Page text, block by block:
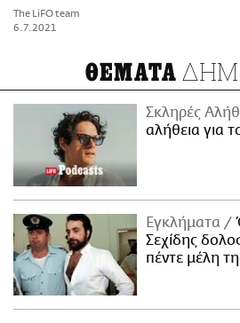
The LiFO team
6.7.2021
ΘΕΜΑΤΑ
Σκληρές
αλήθεια για
Εγκλήματα
Σεχίδης
πέντε μέλη